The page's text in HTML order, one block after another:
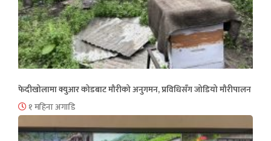
फेदीखोलामा क्युआर कोडबाट मौरीको अनुगमन, प्रविधिसँग जोडियो मौरीपालन
१ महिना अगाडि